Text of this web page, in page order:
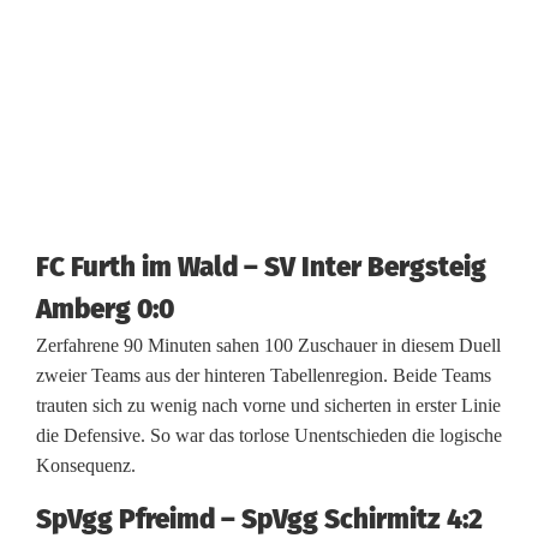
p
i
t
z
e
n
s
FC Furth im Wald – SV Inter Bergsteig
Amberg 0:0
Zerfahrene 90 Minuten sahen 100 Zuschauer in diesem Duell
zweier Teams aus der hinteren Tabellenregion. Beide Teams
trauten sich zu wenig nach vorne und sicherten in erster Linie
die Defensive. So war das torlose Unentschieden die logische
Konsequenz.
SpVgg Pfreimd – SpVgg Schirmitz 4:2